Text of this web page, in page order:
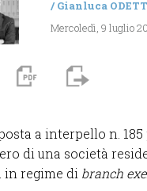
/Gianluca
Mercoledì, 9 luglio
a interpello n.
di una società
in regime di branch